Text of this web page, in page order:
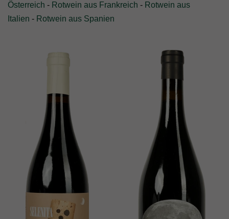
Österreich - Rotwein aus Frankreich - Rotwein aus
Italien - Rotwein aus Spanien